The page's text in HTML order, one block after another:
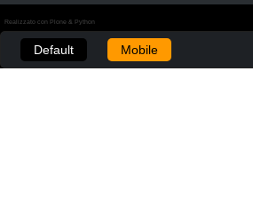
Realizzato con Plone & Python
Default Mobile